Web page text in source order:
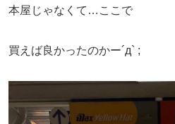
本屋じゃなくて…ここで
買えば良かったのかー´д` ;